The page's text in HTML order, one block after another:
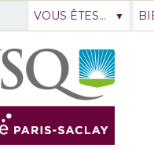
VOUS ÊTES...